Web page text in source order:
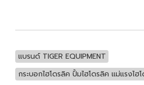
แบรนด์ TIGER EQUIPMENT
กระบอกไฮโดรลิค ปั้มไฮโดรลิค แม่แรงไฮ